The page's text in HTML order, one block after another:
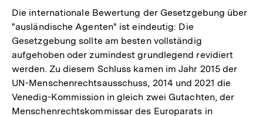
Die internationale Bewertung der Gesetzgebung über
"ausländische Agenten" ist eindeutig: Die
Gesetzgebung sollte am besten vollständig
aufgehoben oder zumindest grundlegend revidiert
werden. Zu diesem Schluss kamen im Jahr 2015 der
UN-Menschenrechtsausschuss, 2014 und 2021 die
Venedig-Kommission in gleich zwei Gutachten, der
Menschenrechtskommissar des Europarats in